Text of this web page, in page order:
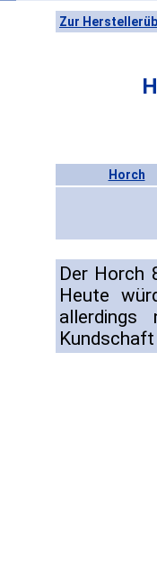
Zur
Horch
Der Horch
Heute
allerdings